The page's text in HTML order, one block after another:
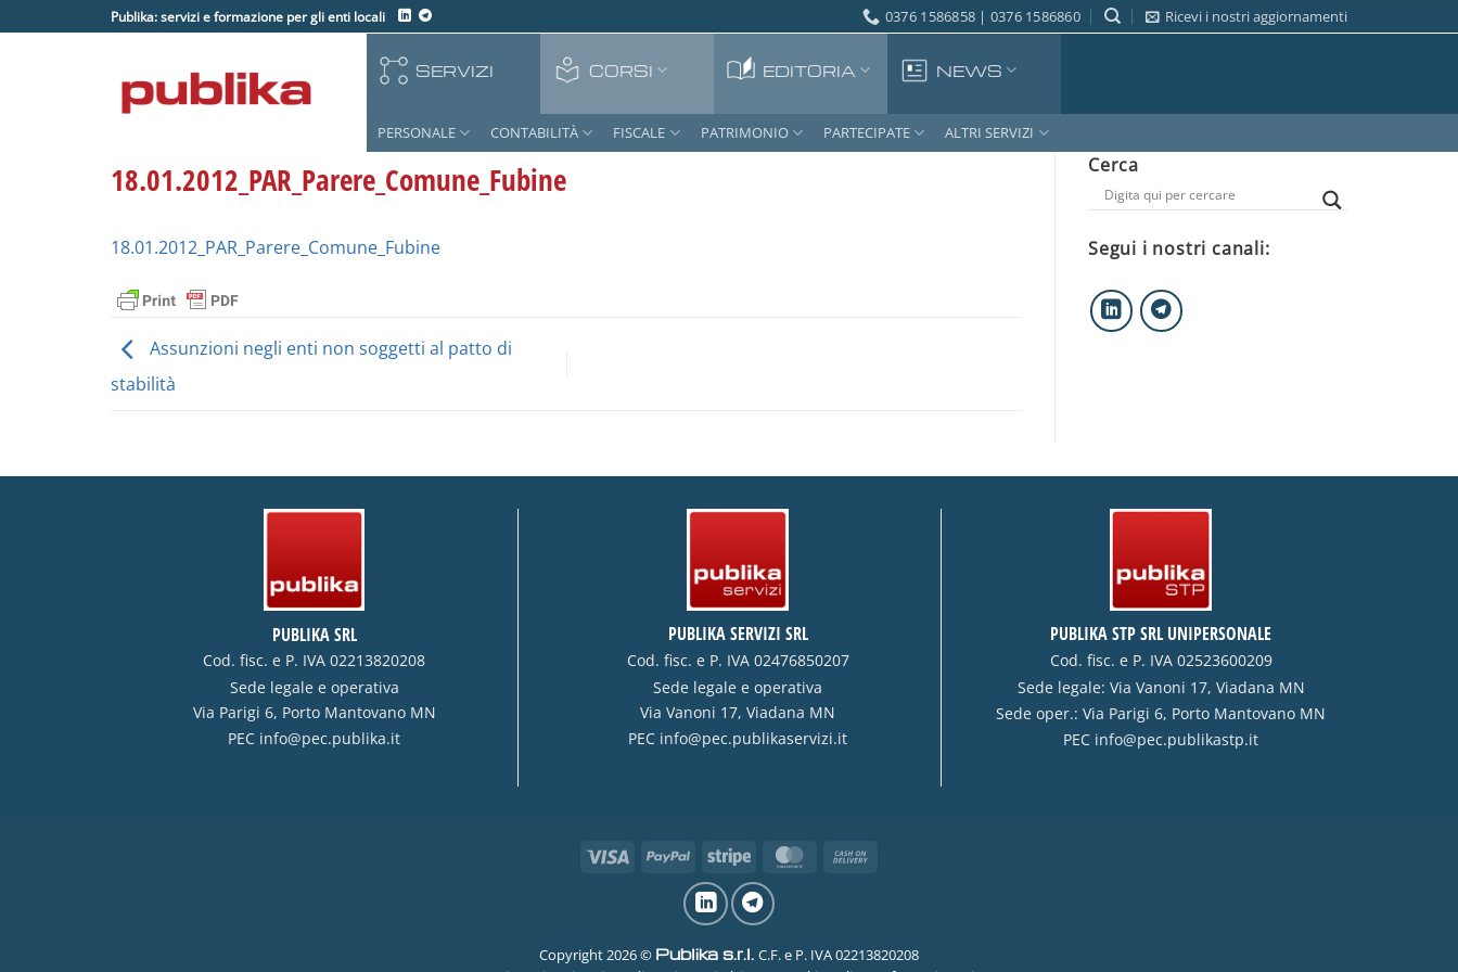
ai
Publika: servizi e formazione per gli enti locali 0376 1586858 | 0376 1586860 Ricevi i nostri aggiornamenti
SERVIZI CORSI EDITORIA NEWS
PERSONALE CONTABILITÀ FISCALE PATRIMONIO PARTECIPATE ALTRI SERVIZI
18.01.2012_PAR_Parere_Comune_Fubine
18.01.2012_PAR_Parere_Comune_Fubine
Assunzioni negli enti non soggetti al patto di
stabilità
Cerca
Segui i nostri canali:
PUBLIKA SRL
Cod. fisc. e P. IVA 02213820208
Sede legale e operativa
Via Parigi 6, Porto Mantovano MN
PEC info@pec.publika.it
PUBLIKA SERVIZI SRL
Cod. fisc. e P. IVA 02476850207
Sede legale e operativa
Via Vanoni 17, Viadana MN
PEC info@pec.publikaservizi.it
PUBLIKA STP SRL UNIPERSONALE
Cod. fisc. e P. IVA 02523600209
Sede legale: Via Vanoni 17, Viadana MN
Sede oper.: Via Parigi 6, Porto Mantovano MN
PEC info@pec.publikastp.it
Visa PayPal Stripe MasterCard
Copyright 2026 © Publika s.r.l. C.F. e P. IVA 02213820208